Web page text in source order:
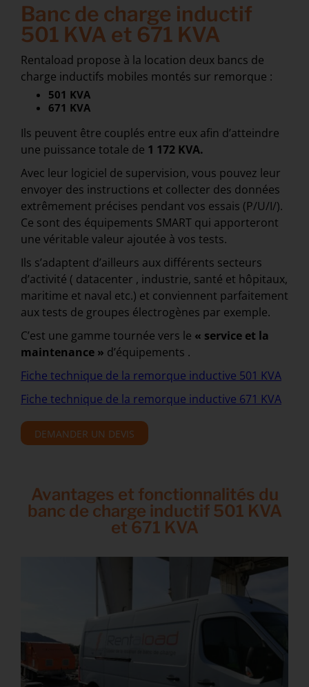
Banc de charge inductif
501 KVA et 671 KVA
Rentaload propose à la location deux bancs de
charge inductifs mobiles montés sur remorque :
501 KVA
671 KVA
Ils peuvent être couplés entre eux afin d’atteindre
une puissance totale de 1 172 KVA.
Avec leur logiciel de supervision, vous pouvez leur
envoyer des instructions et collecter des données
extrêmement précises pendant vos essais (P/U/I/).
Ce sont des équipements SMART qui apporteront
une véritable valeur ajoutée à vos tests.
Ils s’adaptent d’ailleurs aux différents secteurs
d’activité ( datacenter , industrie, santé et hôpitaux,
maritime et naval etc.) et conviennent parfaitement
aux tests de groupes électrogènes par exemple.
C’est une gamme tournée vers le « service et la
maintenance » d’équipements .
Fiche technique de la remorque inductive 501 KVA
Fiche technique de la remorque inductive 671 KVA
DEMANDER UN DEVIS
Avantages et fonctionnalités du
banc de charge inductif 501 KVA
et 671 KVA